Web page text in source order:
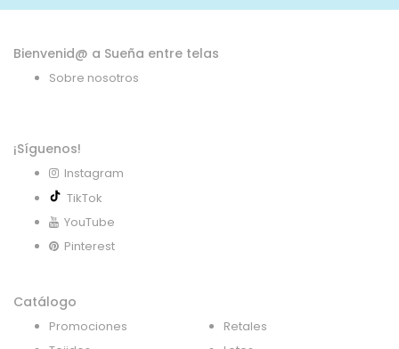
Bienvenid@ a Sueña entre telas
Sobre nosotros
¡Síguenos!
Instagram
TikTok
YouTube
Pinterest
Catálogo
Promociones
Retales